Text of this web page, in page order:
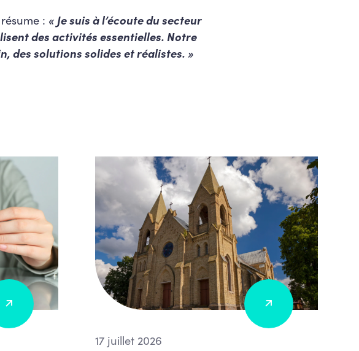
: « Je suis à l’écoute du secteur
des activités essentielles. Notre
des solutions solides et réalistes. »
17 juillet 2026